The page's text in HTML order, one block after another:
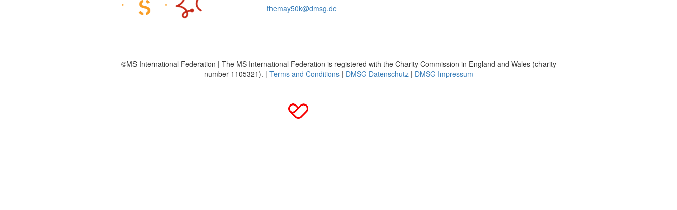
themay50k@dmsg.de
©MS International Federation | The MS International Federation is registered with the Charity Commission in England and Wales (charity
number 1105321). | Terms and Conditions| DMSG Datenschutz| DMSG Impressum